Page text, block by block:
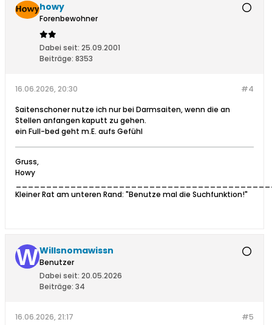
howy
Forenbewohner
Dabei seit: 25.09.2001
Beiträge: 8353
#4
16.06.2026, 20:30
Saitenschoner nutze ich nur bei Darmsaiten, wenn die an
Stellen anfangen kaputt zu gehen.
ein Full-bed geht m.E. aufs Gefühl
Gruss,
Howy
Kleiner Rat am unteren Rand: "Benutze mal die Suchfunktion!"
Willsnomawissn
Benutzer
Dabei seit: 20.05.2026
Beiträge: 34
#5
16.06.2026, 21:17